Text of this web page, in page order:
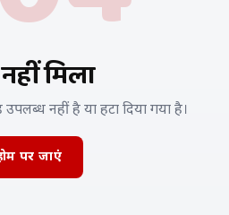
मिला
नहीं है या हटा दिया गया है।
पर जाएं